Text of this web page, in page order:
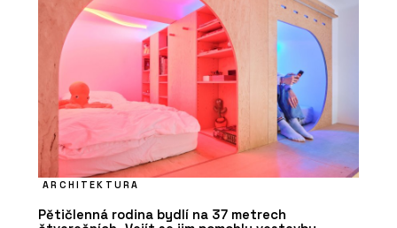
ARCHITEKTURA
Pětičlenná rodina bydlí na 37 metrech